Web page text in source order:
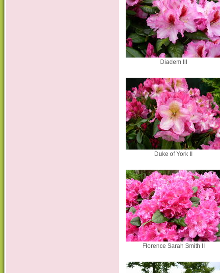
Diadem III
Duke of York II
Florence Sarah Smith II